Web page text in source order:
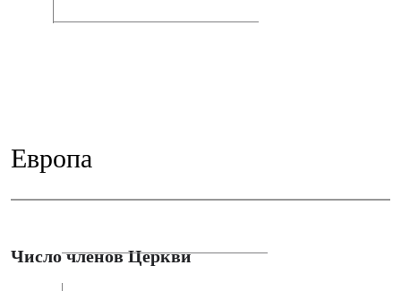
Европа
Число членов Церкви